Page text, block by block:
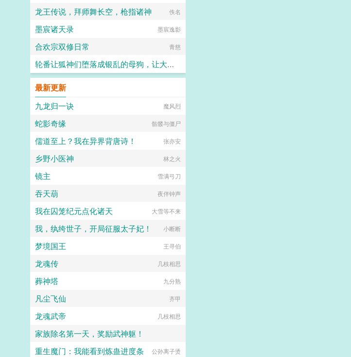
意养得圆润的玉肌上，是青紫骇人的
极。 小宫女却伸出一双柔荑，勾
愿陛下为难。 哄得明远帝心肝都
他没瞧见，盈桃委屈抿起的唇角，弯
起一点儿弧度。 众人皆知，明远
排众议，彻查一桩陈年旧案。 助
偿，那双笑盈盈的眼望向凤座。淑妃
才刚刚开始呢。...
龙王传说，拜师舞长空，枪指诸神 佚名
墨宸诸天录 墨宸逸影
合欢宗双修日常 青慈
轮番让狐神们堕落成银乱的母狗，让大家全都沦陷成喜欢被信徒群奸的淫神吧～
最新更新
九龙归一诀
魔风烈
蛇影奇缘 骷髅与僵尸
儒道至上？我在异界背唐诗！ 张亦安
乡野小医神 林之火
镜主 雪满弓刀
吞天葫 夜伴钟声
我在囚笼纪元点化诸天 大雪等不来
我，纨绔世子，开局征服太子妃！ 小断断
梦境国王 王寻伯
龙魂传 几枝相思
葬神塔 九分熟
凡尘飞仙 齐甲
龙魂武帝 几枝相思
家族除名第一天，奖励武神躯！
他们都叫我亚瑟王
重生魔门：我能看到炼蛊进度条 公孙离子烫